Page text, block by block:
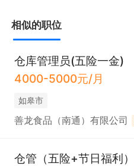
相似的职位
仓库管理员(五险一金)
4000-5000元/月
如皋市
善龙食品（南通）有限公司
仓管（五险+节日福利）